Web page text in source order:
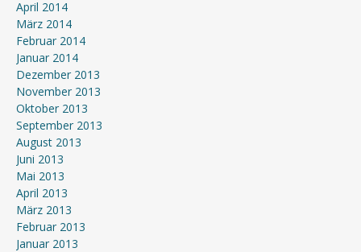
April 2014
März 2014
Februar 2014
Januar 2014
Dezember 2013
November 2013
Oktober 2013
September 2013
August 2013
Juni 2013
Mai 2013
April 2013
März 2013
Februar 2013
Januar 2013